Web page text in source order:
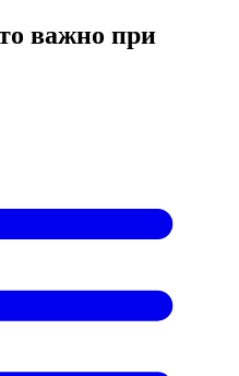
важно при